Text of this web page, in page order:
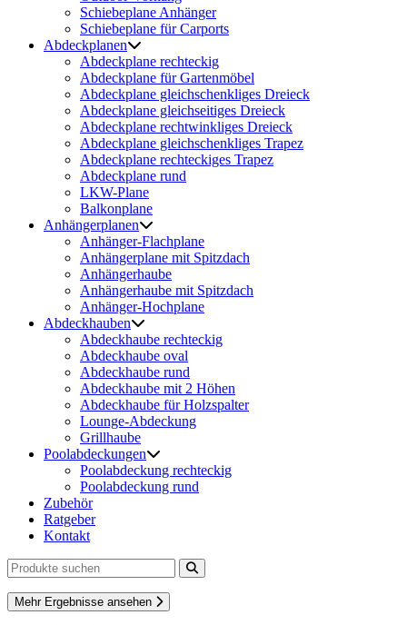
Schiebeplane Anhänger
Schiebeplane für Carports
Abdeckplanen
Abdeckplane rechteckig
Abdeckplane für Gartenmöbel
Abdeckplane gleichschenkliges Dreieck
Abdeckplane gleichseitiges Dreieck
Abdeckplane rechtwinkliges Dreieck
Abdeckplane gleichschenkliges Trapez
Abdeckplane rechteckiges Trapez
Abdeckplane rund
LKW-Plane
Balkonplane
Anhängerplanen
Anhänger-Flachplane
Anhängerplane mit Spitzdach
Anhängerhaube
Anhängerhaube mit Spitzdach
Anhänger-Hochplane
Abdeckhauben
Abdeckhaube rechteckig
Abdeckhaube oval
Abdeckhaube rund
Abdeckhaube mit 2 Höhen
Abdeckhaube für Holzspalter
Lounge-Abdeckung
Grillhaube
Poolabdeckungen
Poolabdeckung rechteckig
Poolabdeckung rund
Zubehör
Ratgeber
Kontakt
Mehr Ergebnisse ansehen